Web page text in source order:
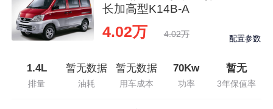
长加高型K14B-A
4.02万 4.02万 配置参数
1.4L
排量
暂无数据
油耗
暂无数据
用车成本
70Kw
功率
暂无
3年保值率